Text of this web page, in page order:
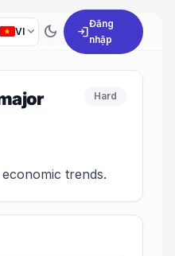
VI expand_more dark_mode login
Đăng
nhập
Hard
trends.